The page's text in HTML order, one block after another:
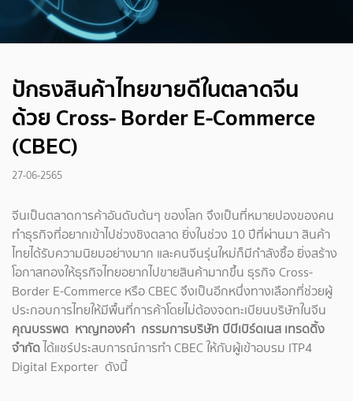
ปักธงสินค้าไทยขายดีในตลาดจีน
ด้วย Cross- Border E-Commerce
(CBEC)
27-06-2565
จีนเป็นตลาดการค้าอันดับต้นๆ ของโลก จึงเป็นที่หมายปองของคน
ทำธุรกิจที่อยากเข้าไปช่วงชิงตลาด ยิ่งในช่วง 10 ปีที่ผ่านมา สินค้า
ไทยได้รับความนิยมอย่างมาก และคนจีนรุ่นใหม่ก็มีกำลังซื้อ ยิ่งสร้าง
โอกาสทองให้ธุรกิจไทยอยากไปขายสินค้ามากขึ้น ธุรกิจ Cross-
Border E-Commerce หรือ CBEC จึงเป็นอีกหนึ่งทางเลือกที่ช่วยผู้
ประกอบการไทยให้มีพื้นที่การค้าโดยไม่ต้องจดทะเบียนบริษัทในจีน
คุณบรรพต หาญทองคำ กรรมการบริษัท บีบีเบิร์ดเนส เทรดดิ้ง
จำกัด ได้แชร์ประสบการณ์การทำ CBEC ให้กับผู้เข้าอบรม ITP4
Digital Exporter ดังนี้